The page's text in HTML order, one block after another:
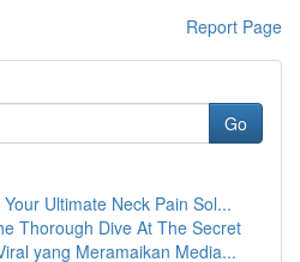
Report Page
Go
Ultimate Neck Pain Sol...
Thorough Dive At The Secret
yang Meramaikan Media...